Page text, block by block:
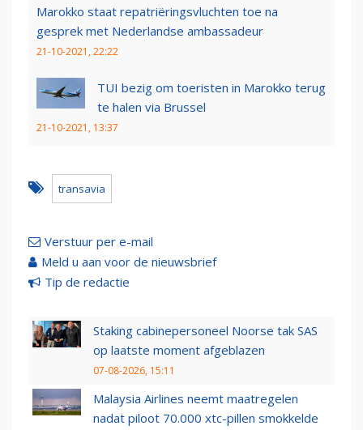
Marokko staat repatriëringsvluchten toe na
gesprek met Nederlandse ambassadeur
21-10-2021, 22:22
TUI bezig om toeristen in Marokko terug
te halen via Brussel
21-10-2021, 13:37
transavia
Verstuur per e-mail
Meld u aan voor de nieuwsbrief
Tip de redactie
Staking cabinepersoneel Noorse tak SAS
op laatste moment afgeblazen
07-08-2026, 15:11
Malaysia Airlines neemt maatregelen
nadat piloot 70.000 xtc-pillen smokkelde